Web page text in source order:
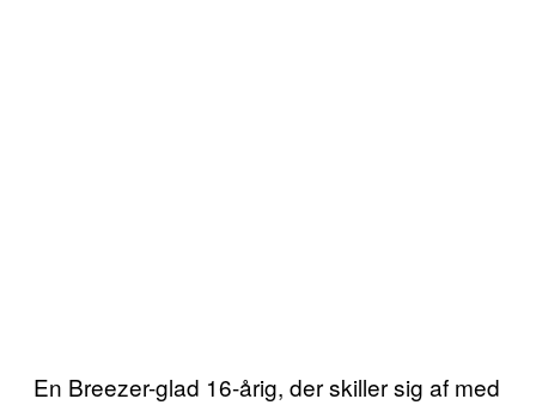
En Breezer-glad 16-årig, der skiller sig af med